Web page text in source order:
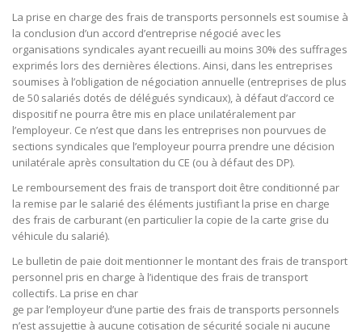
La prise en charge des frais de transports personnels est soumise à
la conclusion d’un accord d’entreprise négocié avec les
organisations syndicales ayant recueilli au moins 30% des suffrages
exprimés lors des dernières élections. Ainsi, dans les entreprises
soumises à l’obligation de négociation annuelle (entreprises de plus
de 50 salariés dotés de délégués syndicaux), à défaut d’accord ce
dispositif ne pourra être mis en place unilatéralement par
l’employeur. Ce n’est que dans les entreprises non pourvues de
sections syndicales que l’employeur pourra prendre une décision
unilatérale après consultation du CE (ou à défaut des DP).
Le remboursement des frais de transport doit être conditionné par
la remise par le salarié des éléments justifiant la prise en charge
des frais de carburant (en particulier la copie de la carte grise du
véhicule du salarié).
Le bulletin de paie doit mentionner le montant des frais de transport
personnel pris en charge à l’identique des frais de transport
collectifs. La prise en char
ge par l’employeur d’une partie des frais de transports personnels
n’est assujettie à aucune cotisation de sécurité sociale ni aucune